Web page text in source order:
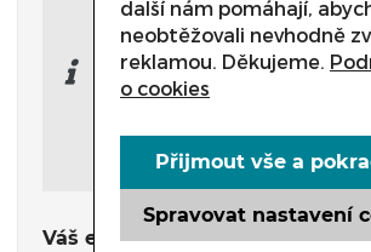
přesně pro Vás?
Nevíte si rady s výběrem
jakékoliv další otázky?
pomůžeme.
Váš e-mail
další nám pomáhají,
neobtěžovali nevhodně
reklamou. Děkujeme.
o cookies
Spravovat nastavení
Přijmout vše a